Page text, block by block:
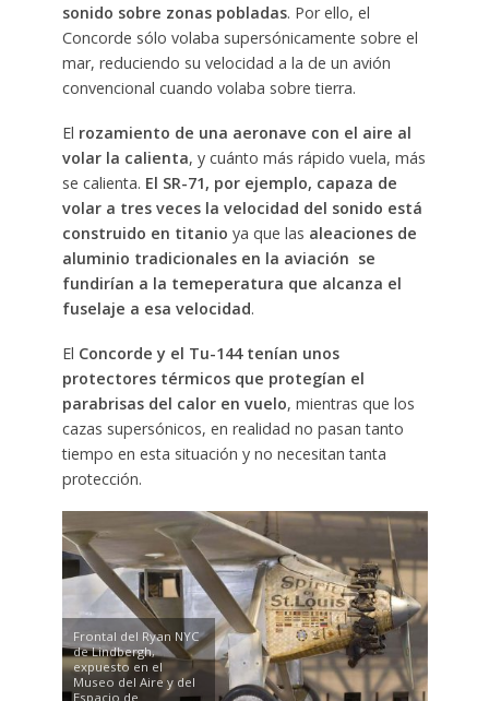
sonido sobre zonas pobladas. Por ello, el
Concorde sólo volaba supersónicamente sobre el
mar, reduciendo su velocidad a la de un avión
convencional cuando volaba sobre tierra.
El rozamiento de una aeronave con el aire al
volar la calienta, y cuánto más rápido vuela, más
se calienta. El SR-71, por ejemplo, capaza de
volar a tres veces la velocidad del sonido está
construido en titanio ya que las aleaciones de
aluminio tradicionales en la aviación se
fundirían a la temeperatura que alcanza el
fuselaje a esa velocidad.
El Concorde y el Tu-144 tenían unos
protectores térmicos que protegían el
parabrisas del calor en vuelo, mientras que los
cazas supersónicos, en realidad no pasan tanto
tiempo en esta situación y no necesitan tanta
protección.
Frontal del Ryan NYC
de Lindbergh,
expuesto en el
Museo del Aire y del
Espacio de